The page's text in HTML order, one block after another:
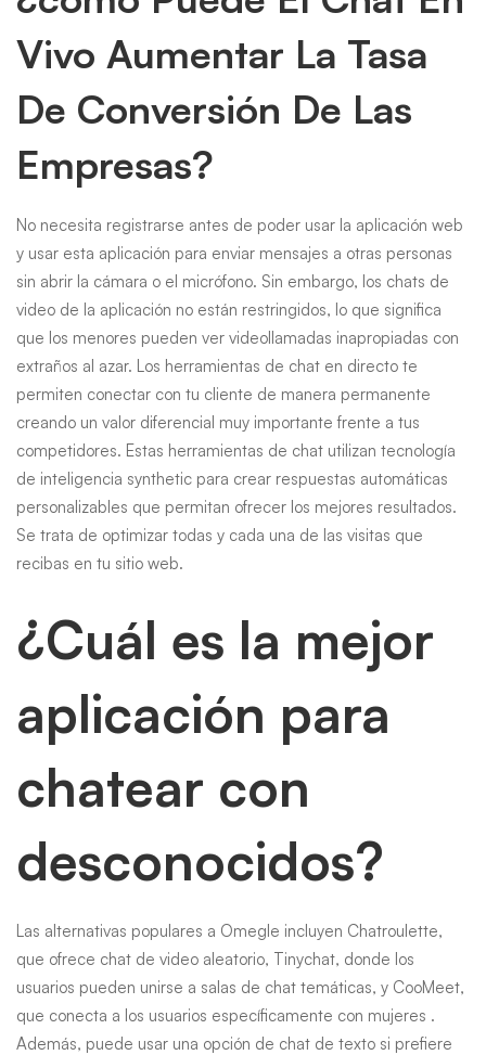
Vivo Aumentar La Tasa
De Conversión De Las
Empresas?
No necesita registrarse antes de poder usar la aplicación web
y usar esta aplicación para enviar mensajes a otras personas
sin abrir la cámara o el micrófono. Sin embargo, los chats de
video de la aplicación no están restringidos, lo que significa
que los menores pueden ver videollamadas inapropiadas con
extraños al azar. Los herramientas de chat en directo te
permiten conectar con tu cliente de manera permanente
creando un valor diferencial muy importante frente a tus
competidores. Estas herramientas de chat utilizan tecnología
de inteligencia synthetic para crear respuestas automáticas
personalizables que permitan ofrecer los mejores resultados.
Se trata de optimizar todas y cada una de las visitas que
recibas en tu sitio web.
¿Cuál es la mejor
aplicación para
chatear con
desconocidos?
Las alternativas populares a Omegle incluyen Chatroulette,
que ofrece chat de video aleatorio, Tinychat, donde los
usuarios pueden unirse a salas de chat temáticas, y CooMeet,
que conecta a los usuarios específicamente con mujeres .
Además, puede usar una opción de chat de texto si prefiere